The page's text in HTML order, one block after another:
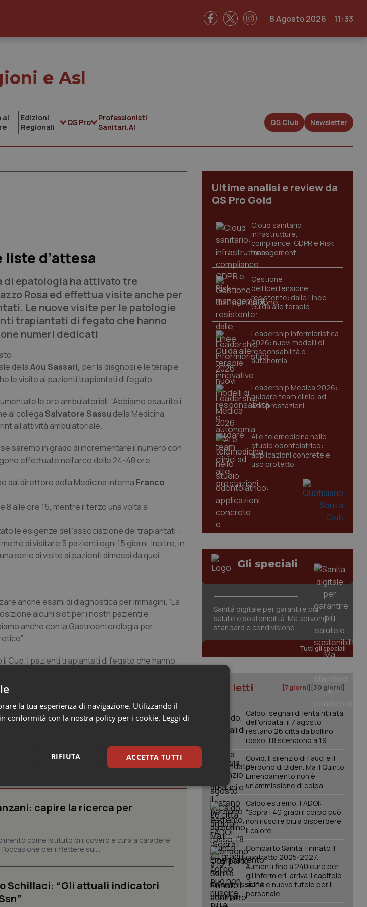
8 Agosto 2026 11:33
e Asl
al
Edizioni
Regionali
QS Pro
Professionisti
Sanitari.AI
QS Club Newsletter
d’attesa
di epatologia ha attivato tre
Rosa ed effettua visite anche per
Le nuove visite per le patologie
trapiantati di fegato che hanno
numeri dedicati
dellaAou Sassari, per la diagnosi e le terapie
le visite ai pazienti trapiantati di fegato.
le ore ambulatoriali. “Abbiamo esaurito i
al collega Salvatore Sassu della Medicina
all’attività ambulatoriale.
saremo in grado di incrementare il numero con
effettuate nell’arco delle 24-48 ore.
dal direttore della Medicina interna Franco
alle ore 15, mentre il terzo una volta a
le esigenze dell’associazione dei trapiantati –
di visitare 5 pazienti ogni 15 giorni. Inoltre, in
serie di visite ai pazienti dimessi da quei
anche esami di diagnostica per immagini. “La
alcuni slot per i nostri pazienti e
anche con la Gastroenterologia per
I pazienti trapiantati di fegato che hanno
079 2061741 – 079 2061939.
capire la ricerca per
come Istituto di ricovero e cura a carattere
per riflettere sul...
Schillaci: “Gli attuali indicatori
Ultime analisi e review da
QS Pro Gold
Cloud sanitario:
infrastrutture,
compliance, GDPR e Risk
management
Gestione
dell'Ipertensione
resistente: dalle Linee
Guida alle terapie
innovative
Leadership Infermieristica
2026: nuovi modelli di
responsabilità e
autonomia
Leadership Medica 2026:
guidare team clinici ad
alte prestazioni
AI e telemedicina nello
studio odontoiatrico:
applicazioni concrete e
uso protetto
Gli speciali
Sanità digitale per garantire più
salute e sostenibilità. Ma servono
standard e condivisione
Tutti gli speciali
I più letti [7 giorni] [30 giorni]
Caldo, segnali di lenta ritirata
dell'ondata: il 7 agosto
restano 26 città da bollino
rosso, l'8 scendono a 19
Covid. Il silenzio di Fauci e il
perdono di Biden. Ma il Quinto
Emendamento non è
un’ammissione di colpa
Caldo estremo, FADOI:
“Sopra i 40 gradi il corpo può
non riuscire più a disperdere
il calore”
Comparto Sanità. Firmato il
contratto 2025-2027.
Aumenti fino a 240 euro per
gli infermieri, arriva il capitolo
sull'IA e nuove tutele per il
personale
la tua esperienza di navigazione. Utilizzando il
conformità con la nostra policy per i cookie. Leggi di
ACCETTA TUTTI
RIFIUTA
Statistici Marketing
grado di funzionare correttamente senza questi cookie.